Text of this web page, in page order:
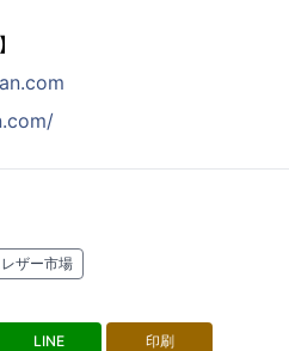
ザー市場
LINE 印刷